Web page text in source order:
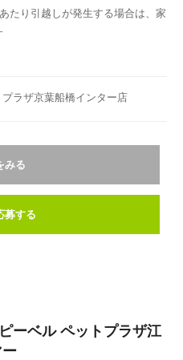
たり引越しが発生する場合は、家
ラザ京葉船橋インター店
みる
募する
ーベル ペットプラザ江